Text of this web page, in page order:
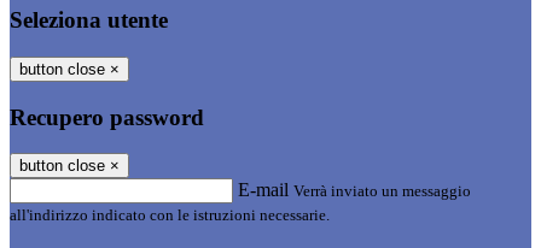
Seleziona utente
button close ×
Recupero password
button close ×
E-mail Verrà inviato un messaggio
all'indirizzo indicato con le istruzioni necessarie.